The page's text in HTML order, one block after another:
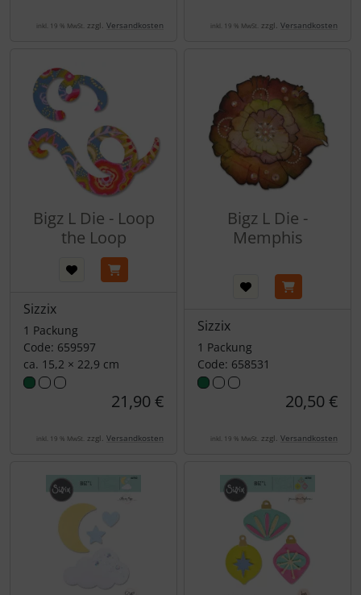
inkl. 19 % MwSt. zzgl. Versandkosten inkl. 19 % MwSt. zzgl. Versandkosten
Bigz L Die - Loop
the Loop
Sizzix
1 Packung
Code: 659597
ca. 15,2 × 22,9 cm
21,90 €
inkl. 19 % MwSt. zzgl. Versandkosten
Bigz L Die -
Memphis
Sizzix
1 Packung
Code: 658531
20,50 €
inkl. 19 % MwSt. zzgl. Versandkosten